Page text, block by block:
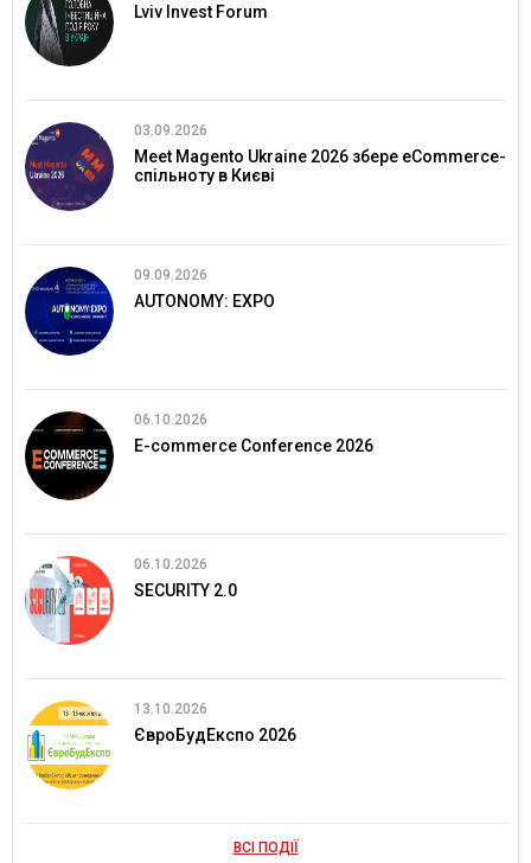
Lviv Invest Forum
03.09.2026
Meet Magento Ukraine 2026 збере eCommerce-
спільноту в Києві
09.09.2026
AUTONOMY: EXPO
06.10.2026
E-commerce Conference 2026
06.10.2026
SECURITY 2.0
13.10.2026
ЄвроБудЕкспо 2026
ВСІ ПОДІЇ